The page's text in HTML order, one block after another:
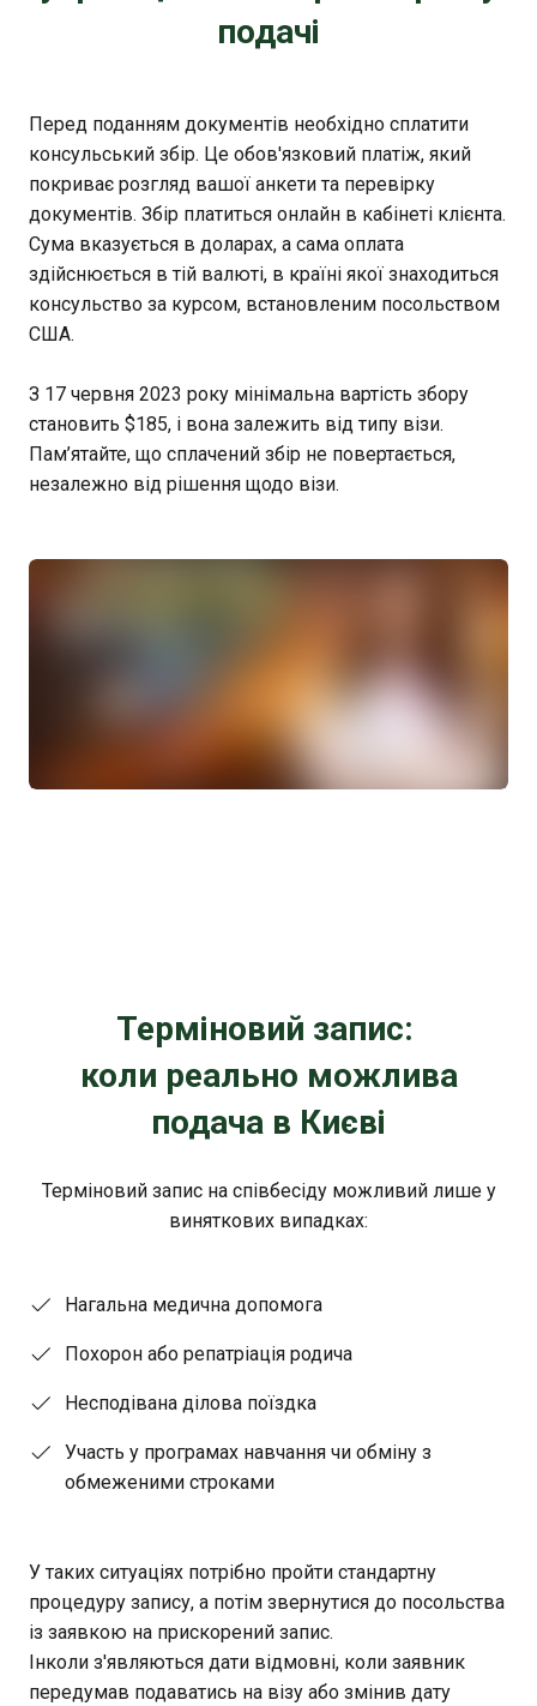
подачі
Перед поданням документів необхідно сплатити
консульський збір. Це обов'язковий платіж, який
покриває розгляд вашої анкети та перевірку
документів. Збір платиться онлайн в кабінеті клієнта.
Сума вказується в доларах, а сама оплата
здійснюється в тій валюті, в країні якої знаходиться
консульство за курсом, встановленим посольством
США.
З 17 червня 2023 року мінімальна вартість збору
становить $185, і вона залежить від типу візи.
Пам’ятайте, що сплачений збір не повертається,
незалежно від рішення щодо візи.
Терміновий запис:
коли реально можлива
подача в Києві
Терміновий запис на співбесіду можливий лише у
виняткових випадках:
Нагальна медична допомога
Похорон або репатріація родича
Несподівана ділова поїздка
Участь у програмах навчання чи обміну з
обмеженими строками
У таких ситуаціях потрібно пройти стандартну
процедуру запису, а потім звернутися до посольства
із заявкою на прискорений запис.
Інколи з'являються дати відмовні, коли заявник
передумав подаватись на візу або змінив дату